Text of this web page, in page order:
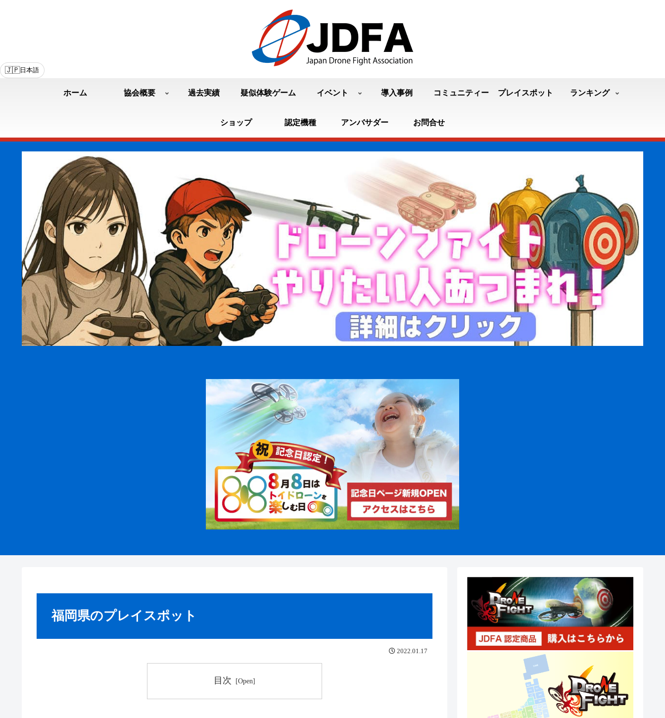
🇯🇵日本語
ホーム 協会概要 過去実績 疑似体験ゲーム イベント 導入事例 コミュニティー プレイスポット ランキング
ショップ 認定機種 アンバサダー お問合せ
福岡県のプレイスポット
2022.01.17
目次